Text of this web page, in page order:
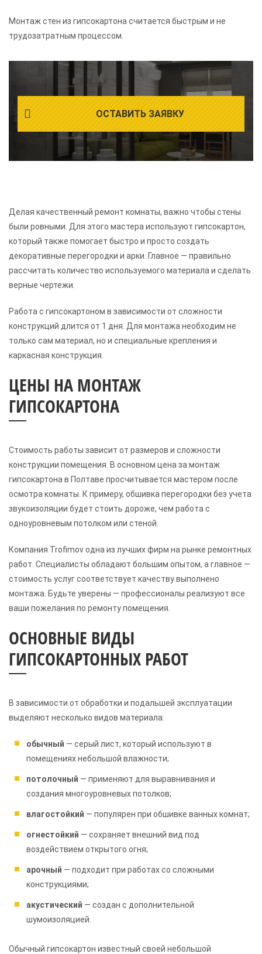
Монтаж стен из гипсокартона считается быстрым и не
трудозатратным процессом.
ОСТАВИТЬ ЗАЯВКУ
Делая качественный ремонт комнаты, важно чтобы стены
были ровными. Для этого мастера используют гипсокартон,
который также помогает быстро и просто создать
декоративные перегородки и арки. Главное — правильно
рассчитать количество используемого материала и сделать
верные чертежи.
Работа с гипсокартоном в зависимости от сложности
конструкций длится от 1 дня. Для монтажа необходим не
только сам материал, но и специальные крепления и
каркасная конструкция.
ЦЕНЫ НА МОНТАЖ
ГИПСОКАРТОНА
Стоимость работы зависит от размеров и сложности
конструкции помещения. В основном цена за монтаж
гипсокартона в Полтаве просчитывается мастером после
осмотра комнаты. К примеру, обшивка перегородки без учета
звукоизоляции будет стоить дороже, чем работа с
одноуровневым потолком или стеной.
Компания Trofimov одна из лучших фирм на рынке ремонтных
работ. Специалисты обладают большим опытом, а главное —
стоимость услуг соответствует качеству выполнено
монтажа. Будьте уверены — профессионалы реализуют все
ваши пожелания по ремонту помещения.
ОСНОВНЫЕ ВИДЫ
ГИПСОКАРТОННЫХ РАБОТ
В зависимости от обработки и подальшей эксплуатации
выделяют несколько видов материала:
обычный — серый лист, который используют в
помещениях небольшой влажности;
потолочный — применяют для выравнивания и
создания многоуровневых потолков;
влагостойкий — популярен при обшивке ванных комнат;
огнестойкий — сохраняет внешний вид под
воздействием открытого огня;
арочный — подходит при работах со сложными
конструкциями;
акустический — создан с дополнительной
шумоизоляцией.
Обычный гипсокартон известный своей небольшой